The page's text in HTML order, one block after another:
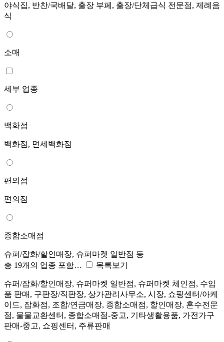
야식집, 반찬/국배달, 출장 부페, 출장/단체급식 전문점, 제례음
식
소매
세부 업종
백화점
백화점, 면세백화점
편의점
편의점
종합소매점
슈퍼/잡화/할인매장, 슈퍼마켓 일반점 등
총 19개의 업종 포함…
목록보기
슈퍼/잡화/할인매장, 슈퍼마켓 일반점, 슈퍼마켓 체인점, 수입
품 판매, 구판장/직판장, 상가관리사무소, 시장, 쇼핑센터/아케
이드, 잡화점, 조합/연금매장, 종합소매점, 할인매장, 혼수전문
점, 물물교환센터, 종합소매점-중고, 기타생활용품, 가전가구
판매-중고, 쇼핑센터, 주류판매